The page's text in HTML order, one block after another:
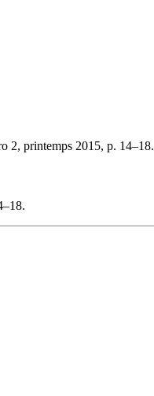
2, printemps 2015, p. 14–18.